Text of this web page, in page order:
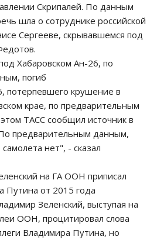
Скрипалей. По данным
шла о сотруднике российской
Сергееве, скрывавшемся под
Хабаровском Ан-26, по
погиб
потерпевшего крушение в
крае, по предварительным
ТАСС сообщил источник в
предварительным данным,
нет", - сказал
на ГА ООН приписал
Путина от 2015 года
Зеленский, выступая на
ООН, процитировал слова
Владимира Путина, но